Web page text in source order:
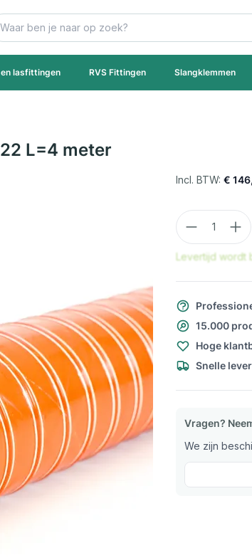
en lasfittingen RVS Fittingen Slangklemmen
L=4 meter
€
Aantal
Levertijd wordt
15.000
Hoge
Snelle
Vragen?
We zijn